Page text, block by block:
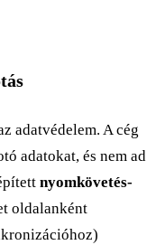
adatvédelem. A cég
adatokat, és nem ad
nyomkövetés-
oldalanként